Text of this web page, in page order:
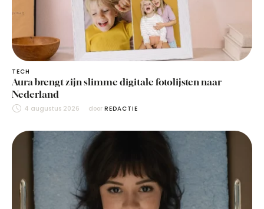
TECH
Aura brengt zijn slimme digitale fotolijsten naar
Nederland
4 augustus 2026 door REDACTIE